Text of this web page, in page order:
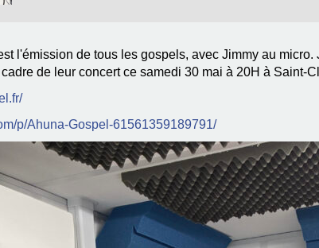
l'émission de tous les gospels, avec Jimmy au
de leur concert ce samedi 30 mai à 20H à Saint-
p/Ahuna-Gospel-61561359189791/